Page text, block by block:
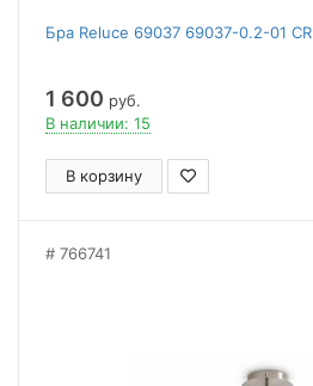
Бра Reluce 69037 69037-0.2-01 CR
1 600 руб.
В наличии: 15
В корзину
766741